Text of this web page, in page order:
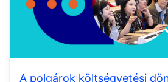
A polgárok költségvetési